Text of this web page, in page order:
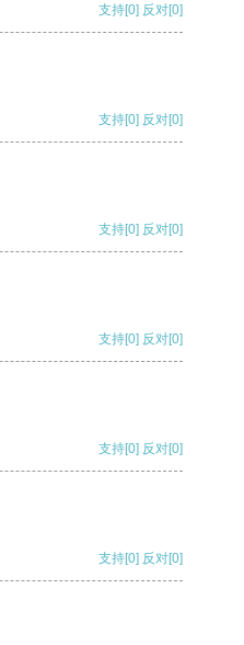
支持[0] 反对[0]
支持[0] 反对[0]
支持[0] 反对[0]
支持[0] 反对[0]
支持[0] 反对[0]
支持[0] 反对[0]